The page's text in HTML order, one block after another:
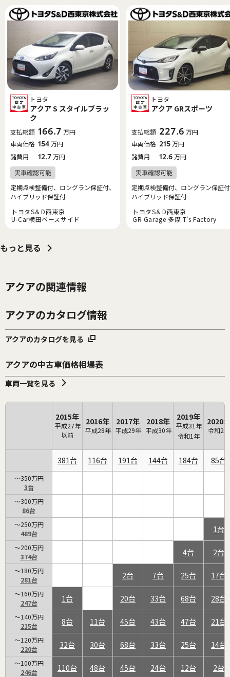
トヨタ
アクア S スタイルブラッ
ク
支払総額 166.7 万円
車両価格 154万円
諸費用
12.7万円
定期点検整備付、ロングラン保証付、
ハイブリッド保証付
トヨタS＆D西東京
U-Car横田ベースサイド
トヨタ
アクア GRスポーツ
支払総額 227.6 万円
車両価格 215万円
諸費用
12.6万円
定期点検整備付、ロングラン保証
ハイブリッド保証付
トヨタS＆D西東京
GR Garage 多摩 T’s Factory
もっと見る
アクアの関連情報
アクアのカタログ情報
アクアのカタログを見る
アクアの中古車価格相場表
車両一覧を見る
2015年
平成27年
以前
2016年
平成28年
2017年
平成29年
2018年
平成30年
2019年
平成31年
令和1年
2020年
令和2年
381 116 191 144 184 85
～350万円
3
～300万円
86
～250万円
489
1
～200万円
374
4 2
～180万円
281
2 7 25 17
～160万円
247
1 20 33 68 28
～140万円
215
8 11 45 43 47 21
～120万円
220
32 30 68 33 25 14
～100万円
246
110 48 45 24 12 2